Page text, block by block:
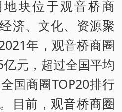
块位于观音桥商
济、文化、资源聚
年，观音桥商圈
元，超过全国平均
国商圈TOP20排行
目前，观音桥商圈